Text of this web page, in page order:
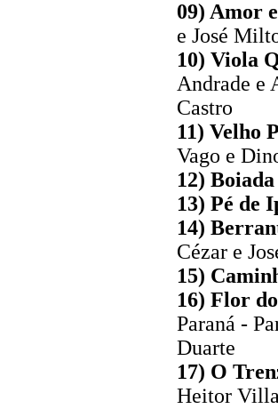
09) Amor
e José
10) Viola
Andrade e
Castro
11) Velho
Vago e
12)
13) Pé de
14)
Cézar e
15)
16) Flor
Paraná -
Duarte
17) O
Heitor